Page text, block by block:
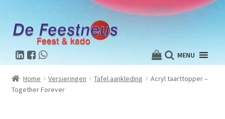
MENU
Home Versieringen Tafel aankleding
Acryl taarttopper –
Together Forever